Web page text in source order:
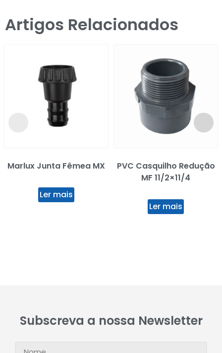
Artigos Relacionados
Marlux Junta Fêmea MX
Ler mais
PVC Casquilho Redução
MF 11/2×11/4
Ler mais
Subscreva a nossa Newsletter